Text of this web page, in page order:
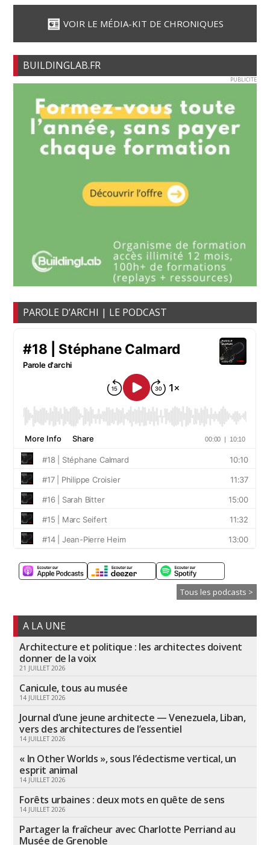
VOIR LE MÉDIA-KIT DE CHRONIQUES
BUILDINGLAB.FR
PUBLICITE
PAROLE D’ARCHI | LE PODCAST
Tous les podcasts >
A LA UNE
Architecture et politique : les architectes doivent
donner de la voix
21 JUILLET 2026
Canicule, tous au musée
14 JUILLET 2026
Journal d’une jeune architecte — Venezuela, Liban,
vers des architectures de l’essentiel
14 JUILLET 2026
« In Other Worlds », sous l’éclectisme vertical, un
esprit animal
14 JUILLET 2026
Forêts urbaines : deux mots en quête de sens
14 JUILLET 2026
Partager la fraîcheur avec Charlotte Perriand au
Musée de Grenoble